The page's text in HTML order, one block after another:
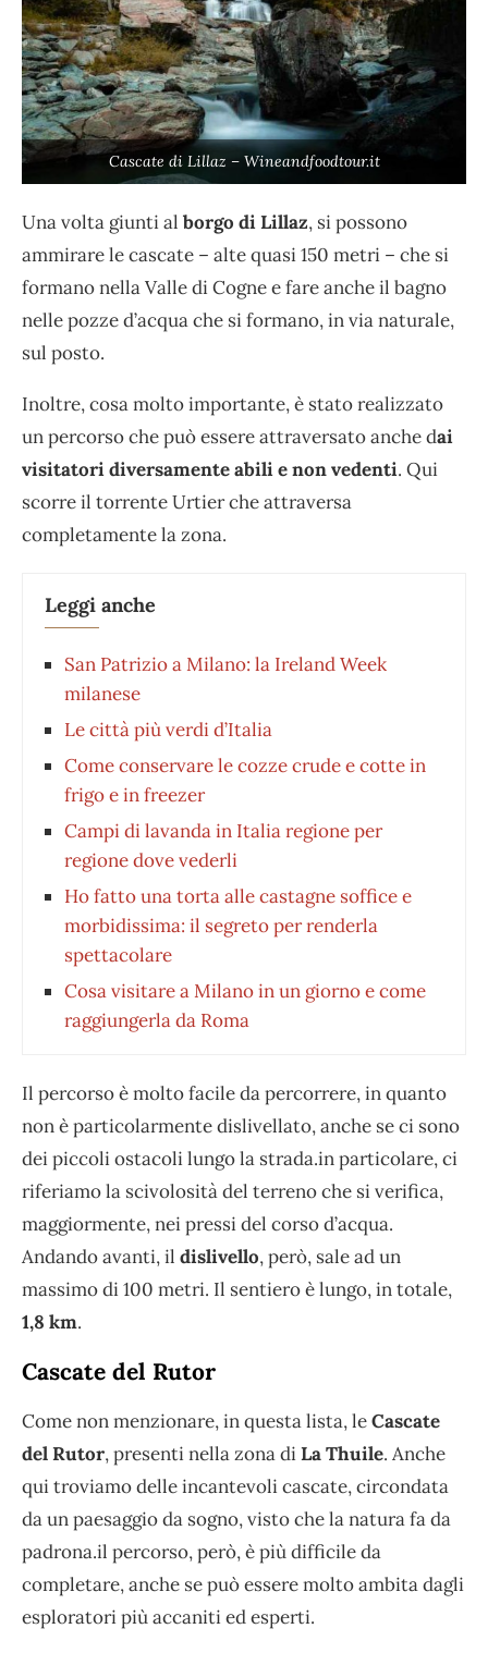
Cascate di Lillaz – Wineandfoodtour.it
Una volta giunti al borgo di Lillaz, si possono
ammirare le cascate – alte quasi 150 metri – che si
formano nella Valle di Cogne e fare anche il bagno
nelle pozze d’acqua che si formano, in via naturale,
sul posto.
Inoltre, cosa molto importante, è stato realizzato
un percorso che può essere attraversato anche dai
visitatori diversamente abili e non vedenti. Qui
scorre il torrente Urtier che attraversa
completamente la zona.
Leggi anche
San Patrizio a Milano: la Ireland Week
milanese
Le città più verdi d’Italia
Come conservare le cozze crude e cotte in
frigo e in freezer
Campi di lavanda in Italia regione per
regione dove vederli
Ho fatto una torta alle castagne soffice e
morbidissima: il segreto per renderla
spettacolare
Cosa visitare a Milano in un giorno e come
raggiungerla da Roma
Il percorso è molto facile da percorrere, in quanto
non è particolarmente dislivellato, anche se ci sono
dei piccoli ostacoli lungo la strada.in particolare, ci
riferiamo la scivolosità del terreno che si verifica,
maggiormente, nei pressi del corso d’acqua.
Andando avanti, il dislivello, però, sale ad un
massimo di 100 metri. Il sentiero è lungo, in totale,
1,8 km.
Cascate del Rutor
Come non menzionare, in questa lista, leCascate
del Rutor, presenti nella zona diLa Thuile. Anche
qui troviamo delle incantevoli cascate, circondata
da un paesaggio da sogno, visto che la natura fa da
padrona.il percorso, però, è più difficile da
completare, anche se può essere molto ambita dagli
esploratori più accaniti ed esperti.